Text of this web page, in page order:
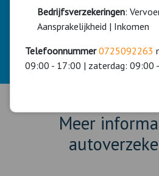
Telefoonnummer:0725092263
09:00 - 15:00
Ook op zaterdag
Meer
Bedrijfsverzekeringen:
Aansprakelijkheid | Inkomen
Telefoonnummer 0725092263
09:00 - 17:00 | zaterdag: 09:00